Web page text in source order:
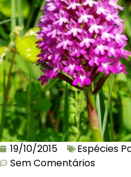
19/10/2015 Espécies
Sem Comentários